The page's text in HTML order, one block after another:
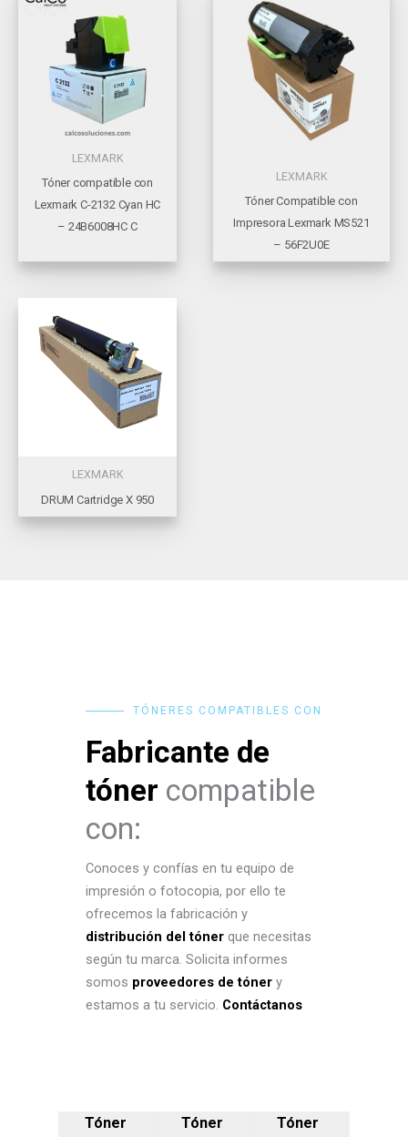
LEXMARK
Tóner compatible con
Lexmark C-2132 Cyan HC
– 24B6008HC C
LEXMARK
Tóner Compatible con
Impresora Lexmark MS521
– 56F2U0E
LEXMARK
DRUM Cartridge X 950
TÓNERES COMPATIBLES CON
Fabricante de
tóner compatible
con:
Conoces y confías en tu equipo de
impresión o fotocopia, por ello te
ofrecemos la fabricación y
distribución del tóner que necesitas
según tu marca. Solicita informes
somos proveedores de tóner y
estamos a tu servicio. Contáctanos
Tóner
Tóner
Tóner